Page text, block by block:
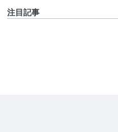
注目記事